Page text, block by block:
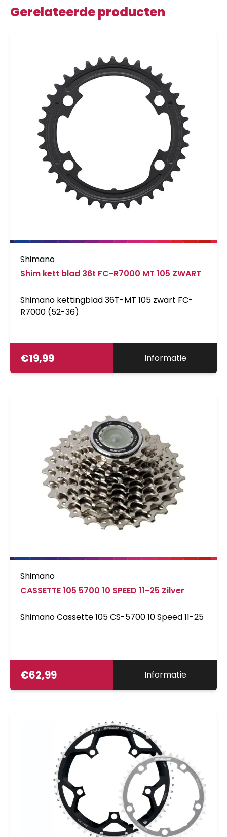
Gerelateerde producten
Shimano
Shim kett blad 36t FC-R7000 MT 105 ZWART
Shimano kettingblad 36T-MT 105 zwart FC-
R7000 (52-36)
€19,99 Informatie
Shimano
CASSETTE 105 5700 10 SPEED 11-25 Zilver
Shimano Cassette 105 CS-5700 10 Speed 11-25
€62,99 Informatie